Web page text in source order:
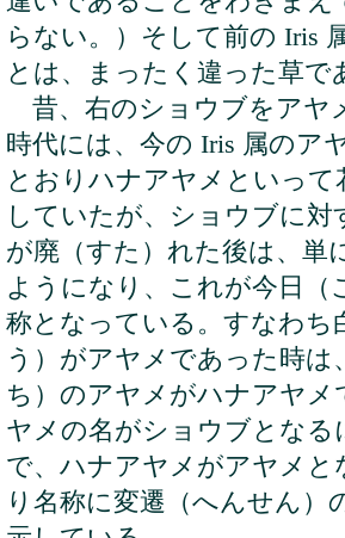
らない。）そして前の Iris
とは、まったく違った草で
昔、右のショウブをアヤ
時代には、今の Iris 属のア
とおりハナアヤメといって
していたが、ショウブに対
が廃（すた）れた後は、単
ようになり、これが今日（
称となっている。すなわち
う）がアヤメであった時は
ち）のアヤメがハナアヤメ
ヤメの名がショウブとなる
で、ハナアヤメがアヤメと
り名称に変遷（へんせん）